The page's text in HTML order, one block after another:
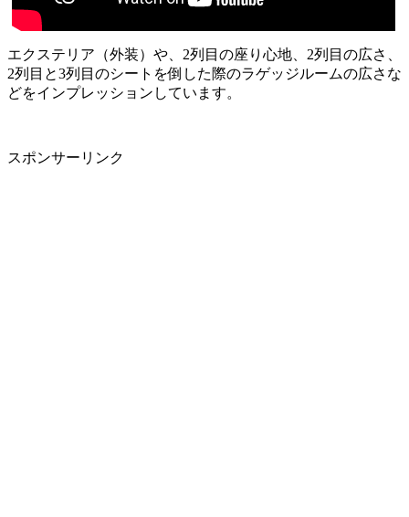
エクステリア（外装）や、2列目の座り心地、2列目の広さ、
2列目と3列目のシートを倒した際のラゲッジルームの広さな
どをインプレッションしています。
スポンサーリンク